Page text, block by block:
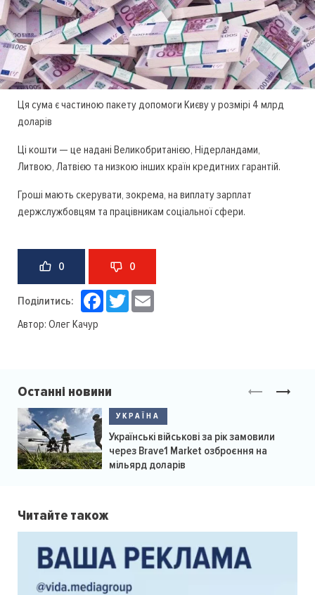
Ця сума є частиною пакету допомоги Києву у розмірі 4 млрд
доларів
Ці кошти — це надані Великобританією, Нідерландами,
Литвою, Латвією та низкою інших країн кредитних гарантій.
Гроші мають скерувати, зокрема, на виплату зарплат
держслужбовцям та працівникам соціальної сфери.
0 0
Поділитись: Facebook
Twitter
Автор: Олег Качур
Останні новини
УКРАЇНА
Українські військові за рік замовили
через Brave1 Market озброєння на
мільярд доларів
Читайте також